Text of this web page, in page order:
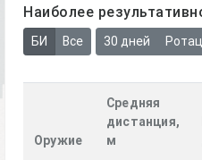
Наиболее
БИ Все 30 дней
Оружие
Средняя
дистанция,
м